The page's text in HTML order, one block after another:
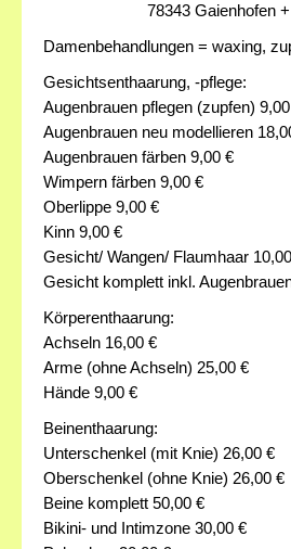
78343 Gaienhofen
Damenbehandlungen = waxing,
Gesichtsenthaarung, -pflege:
Augenbrauen pflegen (zupfen)
Augenbrauen neu modellieren
Augenbrauen färben 9,00 €
Wimpern färben 9,00 €
Oberlippe 9,00 €
Kinn 9,00 €
Gesicht/ Wangen/ Flaumhaar
Gesicht komplett inkl.
Körperenthaarung:
Achseln 16,00 €
Arme (ohne Achseln) 25,00 €
Hände 9,00 €
Beinenthaarung:
Unterschenkel (mit Knie) 26,00 €
Oberschenkel (ohne Knie) 26,00 €
Beine komplett 50,00 €
Bikini- und Intimzone 30,00 €